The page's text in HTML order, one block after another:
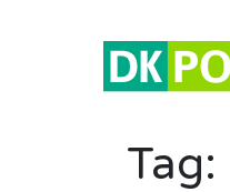
Tag: